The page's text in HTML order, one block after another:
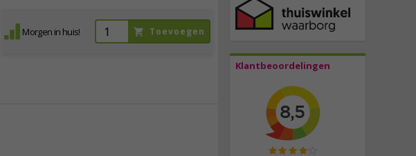
Klantbeoordelingen
Morgen in huis! Toevoegen